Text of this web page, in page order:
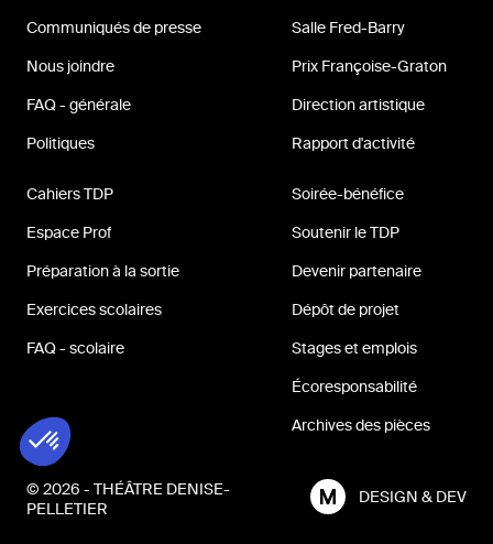
Communiqués de presse
Nous joindre
FAQ - générale
Politiques
Salle Fred-Barry
Prix Françoise-Graton
Direction artistique
Rapport d'activité
Cahiers TDP
Espace Prof
Préparation à la sortie
Exercices scolaires
FAQ - scolaire
Soirée-bénéfice
Soutenir le TDP
Devenir partenaire
Dépôt de projet
Stages et emplois
Écoresponsabilité
Archives des pièces
© 2026 - THÉÂTRE DENISE-
PELLETIER
DESIGN & DEV